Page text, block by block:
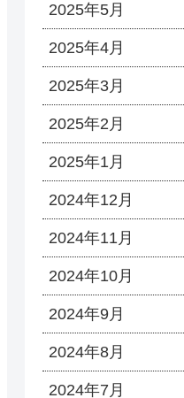
2025年5月
2025年4月
2025年3月
2025年2月
2025年1月
2024年12月
2024年11月
2024年10月
2024年9月
2024年8月
2024年7月